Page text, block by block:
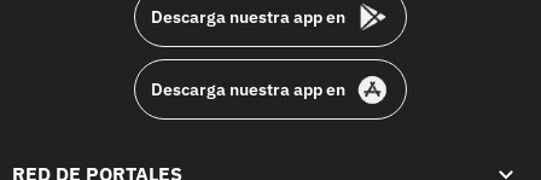
Descarga nuestra app en
Descarga nuestra app en
RED DE PORTALES